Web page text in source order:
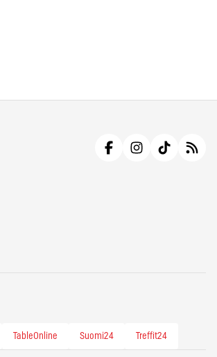
TableOnline Suomi24 Treffit24